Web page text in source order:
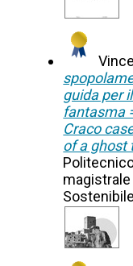
guida per
fantasma
Craco
of a ghost